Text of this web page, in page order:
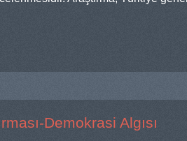
Demokrasi Algısı